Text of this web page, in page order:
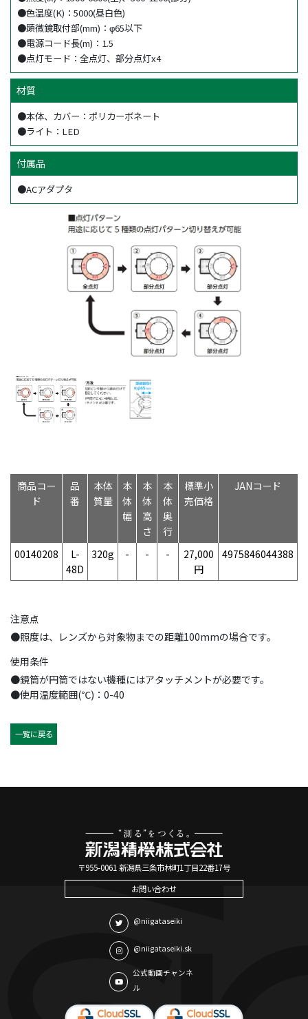
●色温度(K)：5000(昼白色)
●顕微鏡取付部(mm)：φ65以下
●電源コード長(m)：1.5
●点灯モード：全点灯、部分点灯x4
材質
●本体、カバー：ポリカーボネート
●ライト：LED
付属品
●ACアダプタ
商品コー
ド
品
番
本体
質量
本
体
幅
本
体
高
さ
本
体
奥
行
標準小
売価格
JANコード
00140208
L-
48D
320g - - -
27,000
円
4975846044388
注意点
●照度は、レンズから対象物までの距離100mmの場合です。
使用条件
●鏡筒が円筒ではない機種にはアタッチメントが必要です。
●使用温度範囲(℃)：0-40
一覧に戻る
〒955-0061 新潟県三条市林町1丁目22番17号
お問い合わせ
@niigataseiki
@niigataseiki.sk
公式動画チャンネ
ル